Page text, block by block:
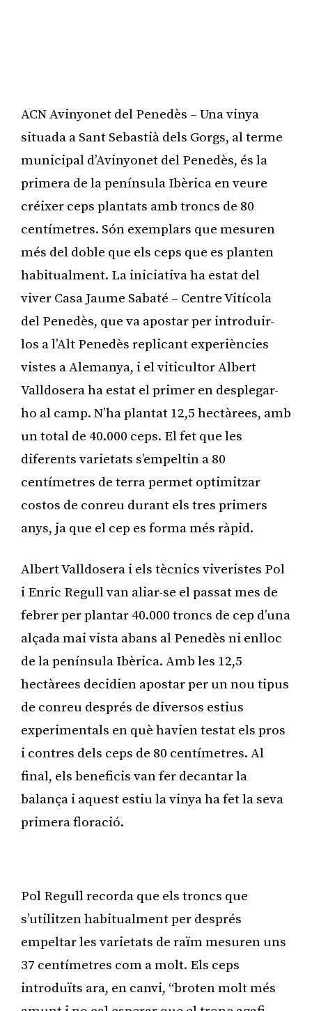
ACN Avinyonet del Penedès – Una vinya
situada a Sant Sebastià dels Gorgs, al terme
municipal d’Avinyonet del Penedès, és la
primera de la península Ibèrica en veure
créixer ceps plantats amb troncs de 80
centímetres. Són exemplars que mesuren
més del doble que els ceps que es planten
habitualment. La iniciativa ha estat del
viver Casa Jaume Sabaté – Centre Vitícola
del Penedès, que va apostar per introduir-
los a l’Alt Penedès replicant experiències
vistes a Alemanya, i el viticultor Albert
Valldosera ha estat el primer en desplegar-
ho al camp. N’ha plantat 12,5 hectàrees, amb
un total de 40.000 ceps. El fet que les
diferents varietats s’empeltin a 80
centímetres de terra permet optimitzar
costos de conreu durant els tres primers
anys, ja que el cep es forma més ràpid.
Albert Valldosera i els tècnics viveristes Pol
i Enric Regull van aliar-se el passat mes de
febrer per plantar 40.000 troncs de cep d’una
alçada mai vista abans al Penedès ni enlloc
de la península Ibèrica. Amb les 12,5
hectàrees decidien apostar per un nou tipus
de conreu després de diversos estius
experimentals en què havien testat els pros
i contres dels ceps de 80 centímetres. Al
final, els beneficis van fer decantar la
balança i aquest estiu la vinya ha fet la seva
primera floració.
Pol Regull recorda que els troncs que
s’utilitzen habitualment per després
empeltar les varietats de raïm mesuren uns
37 centímetres com a molt. Els ceps
introduïts ara, en canvi, “broten molt més